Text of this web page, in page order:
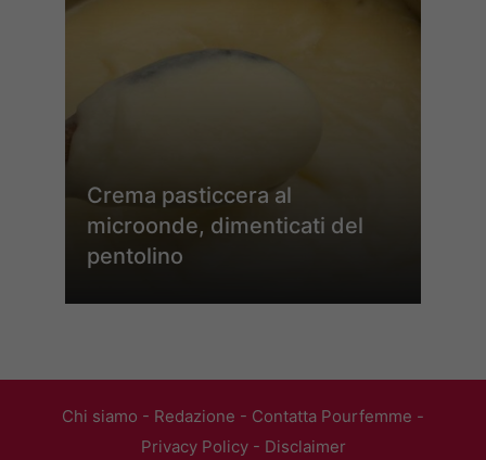
Crema pasticcera al
microonde, dimenticati del
pentolino
Chi siamo - Redazione - Contatta Pourfemme -
Privacy Policy- Disclaimer